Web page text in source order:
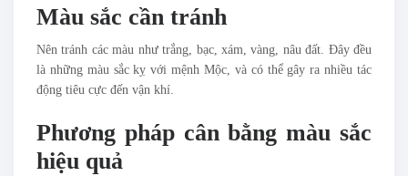
Màu sắc cần tránh
Nên tránh các màu như trắng, bạc, xám, vàng, nâu đất. Đây đều
là những màu sắc kỵ với mệnh Mộc, và có thể gây ra nhiều tác
động tiêu cực đến vận khí.
Phương pháp cân bằng màu sắc
hiệu quả